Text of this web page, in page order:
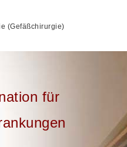
(Gefäßchirurgie)
für